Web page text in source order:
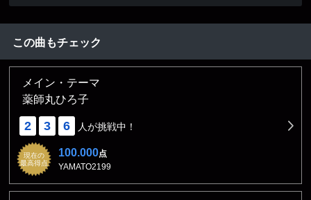
この曲もチェック
メイン・テーマ
薬師丸ひろ子
2 3 6 人が挑戦中！
現在の
最高得点
100.000点
YAMATO2199